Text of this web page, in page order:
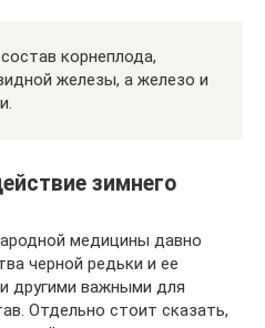
корнеплода,
железы, а железо и
зимнего
медицины давно
черной редьки и ее
другими важными для
Отдельно стоит сказать,